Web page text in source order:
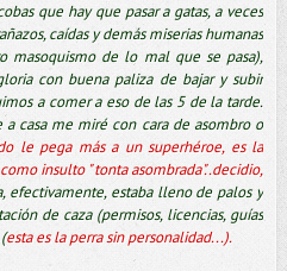
que hay que pasar a gatas, a veces
caídas y demás miserias humanas
masoquismo de lo mal que se pasa),
con buena paliza de bajar y subir
a comer a eso de las 5 de la tarde.
casa me miré con cara de asombro o
le pega más a un superhéroe, es la
insulto " tonta asombrada"..decidio,
efectivamente, estaba lleno de palos y
de caza (permisos, licencias, guías
esta es la perra sin personalidad...).